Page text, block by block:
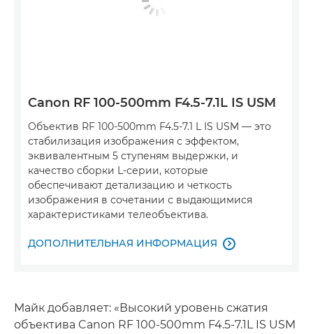
Canon RF 100-500mm F4.5-7.1L IS USM
Объектив RF 100-500mm F4.5-7.1 L IS USM — это
стабилизация изображения с эффектом,
эквивалентным 5 ступеням выдержки, и
качество сборки L-серии, которые
обеспечивают детализацию и четкость
изображения в сочетании с выдающимися
характеристиками телеобъектива.
ДОПОЛНИТЕЛЬНАЯ ИНФОРМАЦИЯ 
Майк добавляет: «Высокий уровень сжатия
объектива Canon RF 100-500mm F4.5-7.1L IS USM